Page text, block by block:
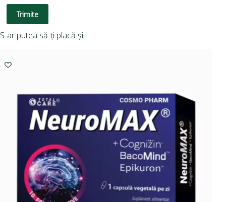
Trimite
S-ar putea să-ți placă și…